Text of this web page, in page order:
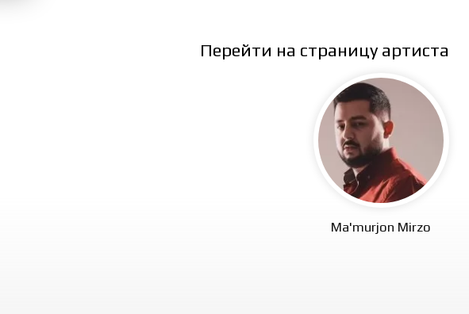
Перейти на страницу артиста
Ma'murjon Mirzo